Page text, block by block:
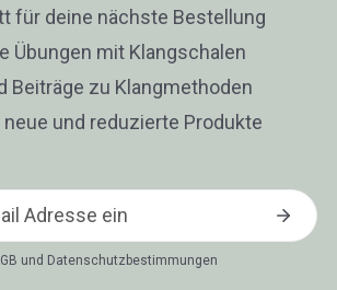
für deine nächste Bestellung
Übungen mit Klangschalen
Beiträge zu Klangmethoden
und reduzierte Produkte
und Datenschutzbestimmungen